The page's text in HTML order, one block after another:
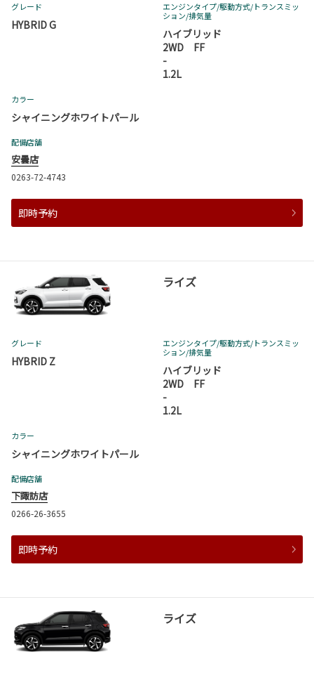
グレード
HYBRID G
エンジンタイプ/駆動方式/トランスミッ
ション/排気量
ハイブリッド
2WD FF
-
1.2L
カラー
シャイニングホワイトパール
配備店舗
安曇店
0263-72-4743
即時予約
ライズ
グレード
HYBRID Z
エンジンタイプ/駆動方式/トランスミッ
ション/排気量
ハイブリッド
2WD FF
-
1.2L
カラー
シャイニングホワイトパール
配備店舗
下諏訪店
0266-26-3655
即時予約
ライズ